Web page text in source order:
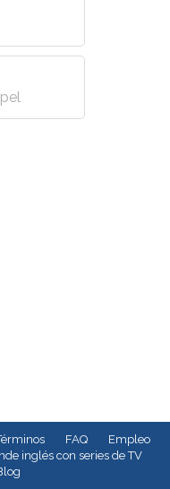
FAQ
Empleo
inglés con series de TV